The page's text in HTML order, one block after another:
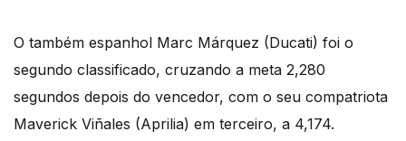
O também espanhol Marc Márquez (Ducati) foi o
segundo classificado, cruzando a meta 2,280
segundos depois do vencedor, com o seu compatriota
Maverick Viñales (Aprilia) em terceiro, a 4,174.